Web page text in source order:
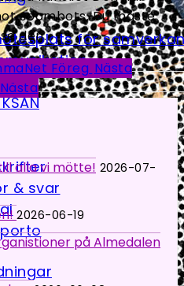
för
& svar
spambots. Du måste
den.
Föreg Nästa
Nästa
alla vi mötte! 2026-07-
2026-06-19
på Almedalen